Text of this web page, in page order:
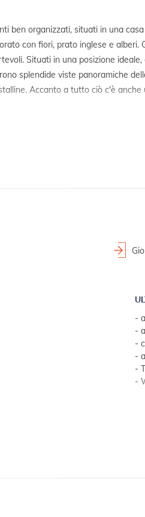
ben organizzati, situati in una
con fiori, prato inglese e alberi.
Situati in una posizione ideale,
splendide viste panoramiche
Accanto a tutto ciò c'è anche
-
-
-
-
-
-
-